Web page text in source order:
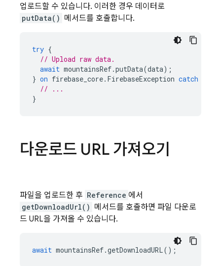
업로드할 수 있습니다. 이러한 경우 데이터로
putData() 메서드를 호출합니다.
try {
// Upload raw data.
await mountainsRef.putData(data);
} on firebase_core. FirebaseException catch
// ...
}
다운로드 URL 가져오기
파일을 업로드한 후 Reference 에서
getDownloadUrl() 메서드를 호출하면 파일 다운로
드 URL을 가져올 수 있습니다.
await mountainsRef.getDownloadURL();